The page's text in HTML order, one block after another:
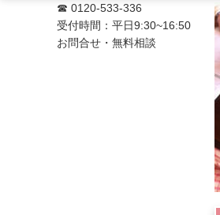
☎ 0120-533-336
受付時間：平日9:30~16:50
お問合せ・無料相談